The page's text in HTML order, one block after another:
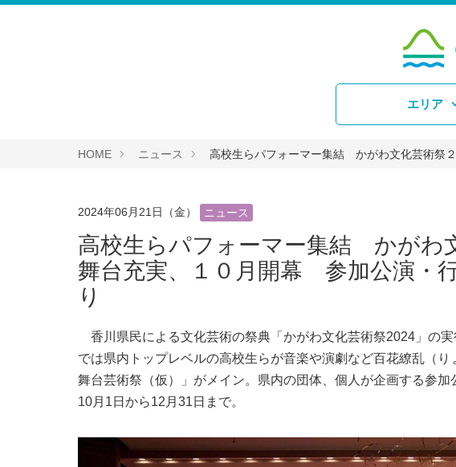
エリア
HOME ニュース 高校生らパフォーマー集結 かがわ文化芸術
2024年06月21日（金） ニュース
高校生らパフォーマー集結 かがわ
舞台充実、１０月開幕 参加公演・
り
香川県民による文化芸術の祭典「かがわ文化芸術祭2024」の
では県内トップレベルの高校生らが音楽や演劇など百花繚乱（
舞台芸術祭（仮）」がメイン。県内の団体、個人が企画する参
10月1日から12月31日まで。